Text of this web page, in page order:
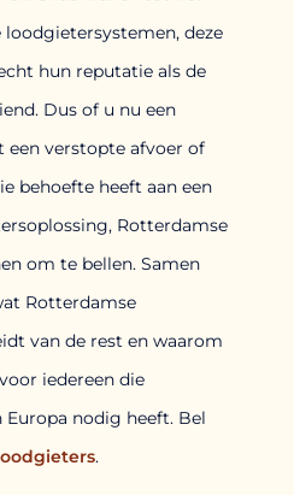
deze
hun reputatie als de
Dus of u nu een
een verstopte afvoer of
behoefte heeft aan een
Rotterdamse
om te bellen. Samen
Rotterdamse
van de rest en waarom
iedereen die
nodig heeft. Bel
.